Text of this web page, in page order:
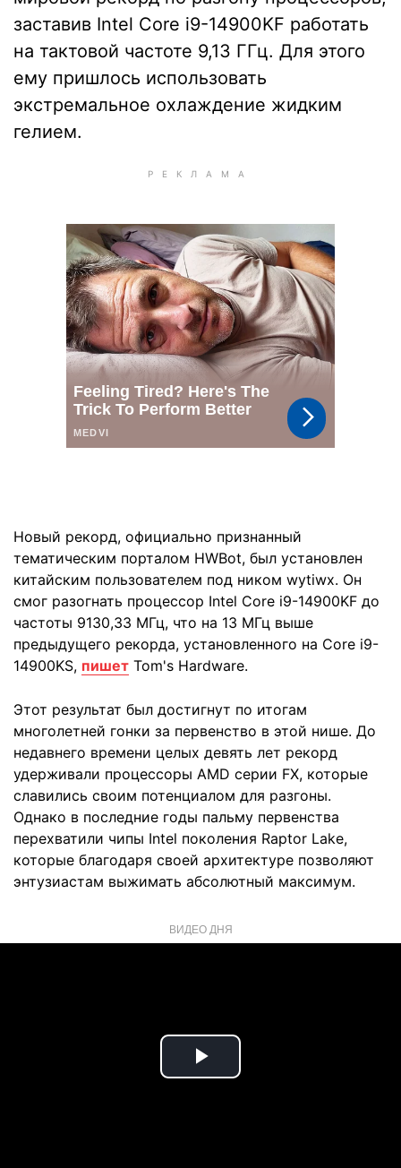
заставив Intel Core i9-14900KF работать
на тактовой частоте 9,13 ГГц. Для этого
ему пришлось использовать
экстремальное охлаждение жидким
гелием.
Новый рекорд, официально признанный
тематическим порталом HWBot, был установлен
китайским пользователем под ником wytiwx. Он
смог разогнать процессор Intel Core i9-14900KF до
частоты 9130,33 МГц, что на 13 МГц выше
предыдущего рекорда, установленного на Core i9-
14900KS, пишет Tom's Hardware.
Этот результат был достигнут по итогам
многолетней гонки за первенство в этой нише. До
недавнего времени целых девять лет рекорд
удерживали процессоры AMD серии FX, которые
славились своим потенциалом для разгоны.
Однако в последние годы пальму первенства
перехватили чипы Intel поколения Raptor Lake,
которые благодаря своей архитектуре позволяют
энтузиастам выжимать абсолютный максимум.
ВИДЕО ДНЯ
Play